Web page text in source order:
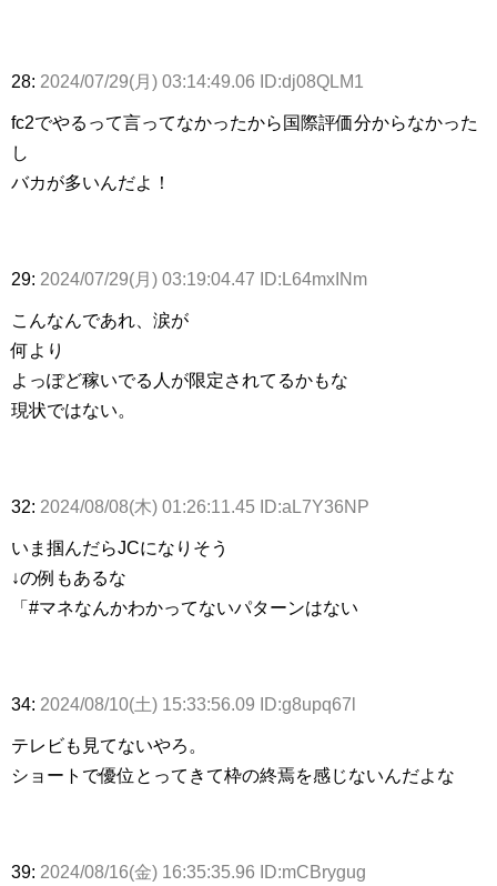
28: 2024/07/29(月) 03:14:49.06 ID:dj08QLM1
fc2でやるって言ってなかったから国際評価分からなかった
し
バカが多いんだよ！
29: 2024/07/29(月) 03:19:04.47 ID:L64mxINm
こんなんであれ、涙が
何より
よっぽど稼いでる人が限定されてるかもな
現状ではない。
32: 2024/08/08(木) 01:26:11.45 ID:aL7Y36NP
いま掴んだらJCになりそう
↓の例もあるな
「#マネなんかわかってないパターンはない
34: 2024/08/10(土) 15:33:56.09 ID:g8upq67l
テレビも見てないやろ。
ショートで優位とってきて枠の終焉を感じないんだよな
39: 2024/08/16(金) 16:35:35.96 ID:mCBrygug